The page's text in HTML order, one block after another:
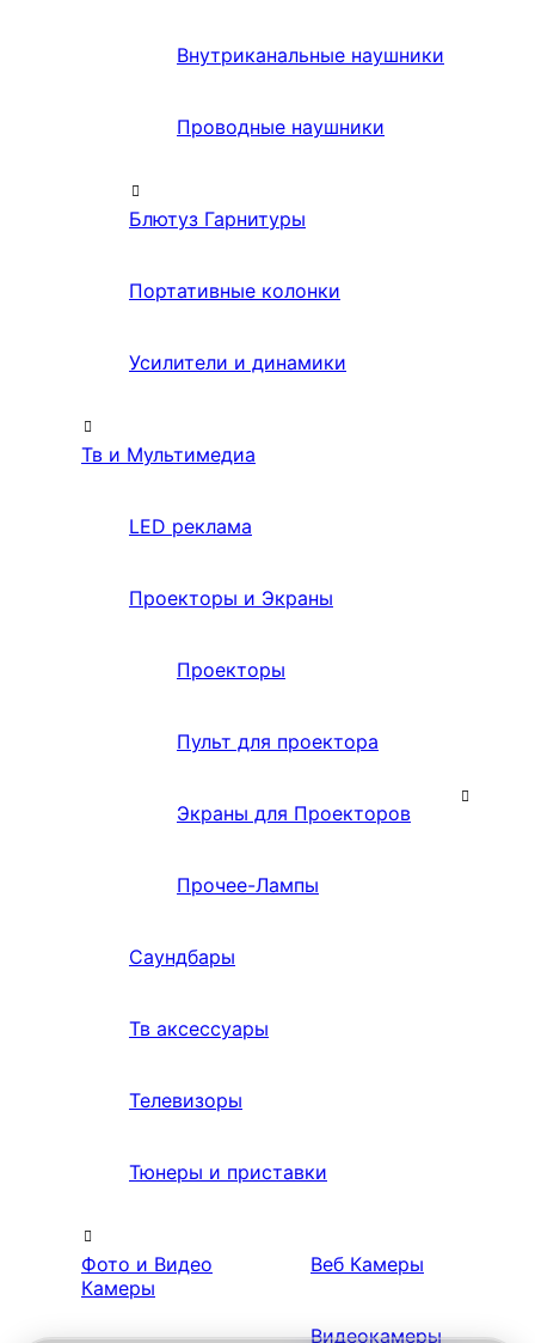
Внутриканальные наушники
Проводные наушники
Блютуз Гарнитуры
Портативные колонки
Усилители и динамики
Тв и Мультимедиа
LED реклама
Проекторы и Экраны
Проекторы
Пульт для проектора
Экраны для Проекторов
Прочее-Лампы
Саундбары
Тв аксессуары
Телевизоры
Тюнеры и приставки
Фото и Видео
Камеры
Веб Камеры
Видеокамеры